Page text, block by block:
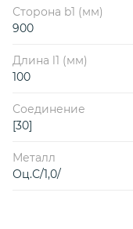
Сторона b1 (мм)
900
Длина l1 (мм)
100
Соединение
[30]
Металл
Оц.С/1,0/